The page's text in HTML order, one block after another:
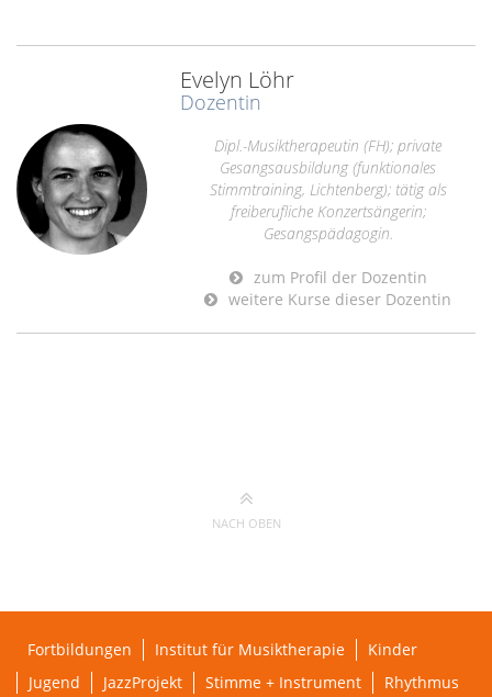
Evelyn Löhr
Dozentin
Dipl.-Musiktherapeutin (FH); private
Gesangsausbildung (funktionales
Stimmtraining, Lichtenberg); tätig als
freiberufliche Konzertsängerin;
Gesangspädagogin.
zum Profil der Dozentin
weitere Kurse dieser Dozentin
NACH OBEN
Fortbildungen Institut für Musiktherapie
Kinder
Jugend
JazzProjekt Stimme + Instrument Rhythmus